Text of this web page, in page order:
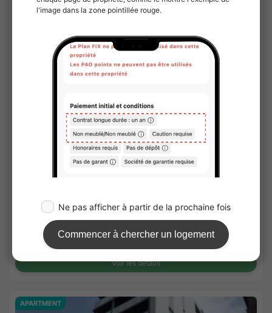
1/3
¥188,000 - ¥284,000
26.04㎡〜 /13Etages
Pas de caution Pas de honoraires
Voir les détails
APARTMENT